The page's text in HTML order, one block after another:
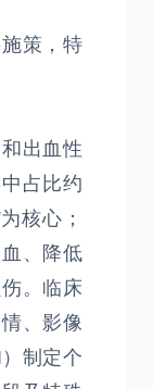
策，特
出血性
占比约
核心；
、降低
。临床
、影像
制定个